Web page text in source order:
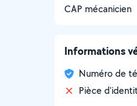
CAP mécanicien
Informations
Numéro de
Pièce